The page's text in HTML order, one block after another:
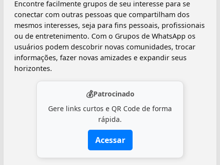
Encontre facilmente grupos de seu interesse para se
conectar com outras pessoas que compartilham dos
mesmos interesses, seja para fins pessoais, profissionais
ou de entretenimento. Com o Grupos de WhatsApp os
usuários podem descobrir novas comunidades, trocar
informações, fazer novas amizades e expandir seus
horizontes.
💰Patrocinado
Gere links curtos e QR Code de forma
rápida.
Acessar